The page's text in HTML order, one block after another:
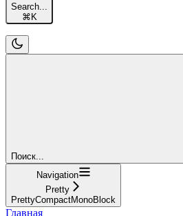
Search...
⌘K
Поиск...
Navigation
Pretty
PrettyCompactMonoBlock
Главная